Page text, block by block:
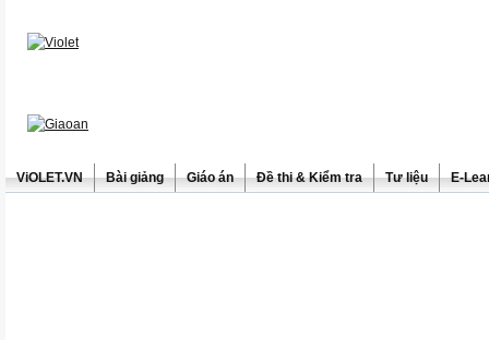
ViOLET.VN Bài giảng Giáo án Đề thi & Kiểm tra Tư liệu E-